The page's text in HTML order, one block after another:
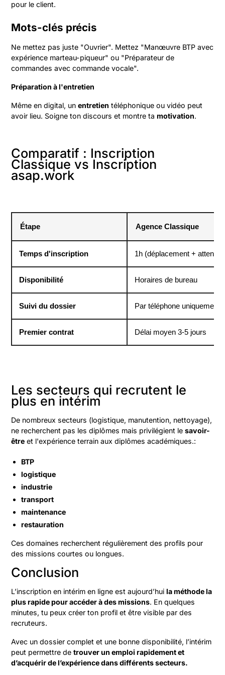
pour le client.
Mots-clés précis
Ne mettez pas juste "Ouvrier". Mettez "Manœuvre BTP avec
expérience marteau-piqueur" ou "Préparateur de
commandes avec commande vocale".
Préparation à l'entretien
Même en digital, unentretien téléphonique ou vidéo peut
avoir lieu. Soigne ton discours et montre tamotivation.
Comparatif : Inscription
Classique vs Inscription
asap.work
Étape Agence Classique
Temps d'inscription 1h (déplacement + attente)
Disponibilité Horaires de bureau
Suivi du dossier Par téléphone uniquement
Premier contrat Délai moyen 3-5 jours
Les secteurs qui recrutent le
plus en intérim
De nombreux secteurs (logistique, manutention, nettoyage),
ne recherchent pas les diplômes mais privilégient lesavoir-
être et l'expérience terrain aux diplômes académiques.:
BTP
logistique
industrie
transport
maintenance
restauration
Ces domaines recherchent régulièrement des profils pour
des missions courtes ou longues.
Conclusion
L’inscription en intérim en ligne est aujourd’huila méthode la
plus rapide pour accéder à des missions. En quelques
minutes, tu peux créer ton profil et être visible par des
recruteurs.
Avec un dossier complet et une bonne disponibilité, l’intérim
peut permettre detrouver un emploi rapidement et
d’acquérir de l’expérience dans différents secteurs.